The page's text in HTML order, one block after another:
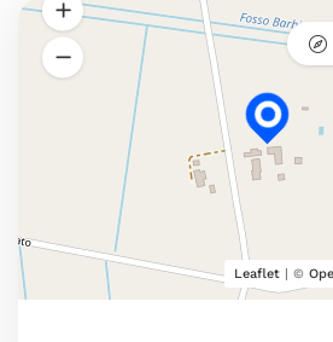
Leaflet | ©